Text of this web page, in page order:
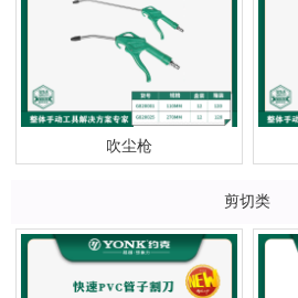
吹尘枪
剪切类